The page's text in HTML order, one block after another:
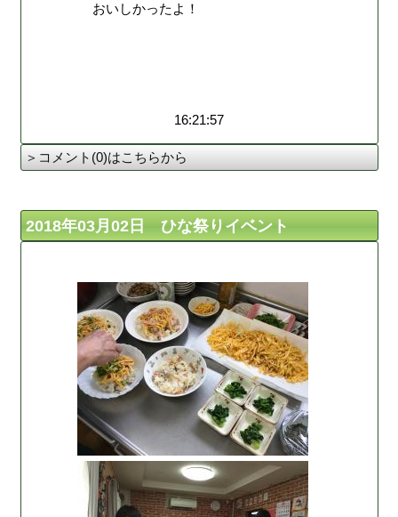
おいしかったよ！
16:21:57
＞コメント(0)はこちらから
2018年03月02日 ひな祭りイベント